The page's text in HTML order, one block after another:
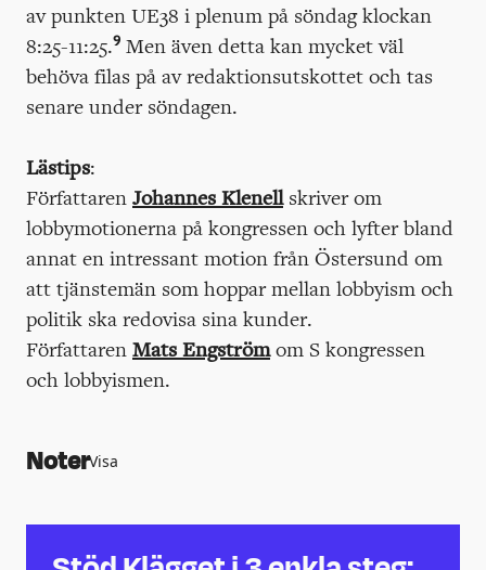
av punkten UE38 i plenum på söndag klockan
8:25-11:25.9 Men även detta kan mycket väl
behöva filas på av redaktionsutskottet och tas
senare under söndagen.
Lästips:
Författaren Johannes Klenellskriver om
lobbymotionerna på kongressen och lyfter bland
annat en intressant motion från Östersund om
att tjänstemän som hoppar mellan lobbyism och
politik ska redovisa sina kunder.
Författaren Mats Engström om S kongressen
och lobbyismen.
NoterVisa
https://klagget.nu/2024/12/19/